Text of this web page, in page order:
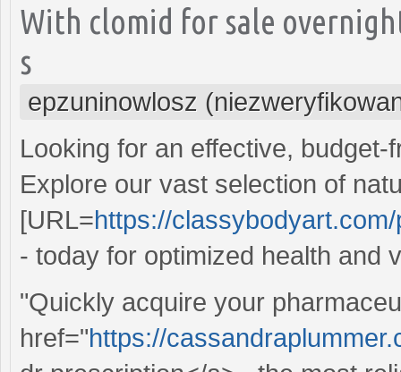
With clomid for sale
s
epzuninowlosz
Looking for an effective,
Explore our vast selection of
[URL=https://
- today for optimized health and
"Quickly acquire your
href="https://